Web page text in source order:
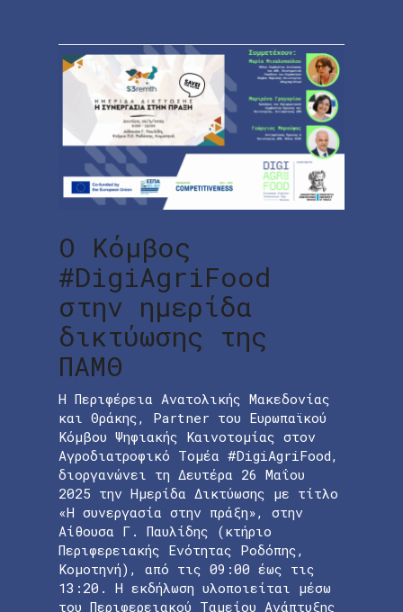
Ο Κόμβος
#DigiAgriFood
στην ημερίδα
δικτύωσης της
ΠΑΜΘ
Η Περιφέρεια Ανατολικής Μακεδονίας
και Θράκης, Partner του Ευρωπαϊκού
Κόμβου Ψηφιακής Καινοτομίας στον
Αγροδιατροφικό Τομέα #DigiAgriFood,
διοργανώνει τη Δευτέρα 26 Μαΐου
2025 την Ημερίδα Δικτύωσης με τίτλο
«Η συνεργασία στην πράξη», στην
Αίθουσα Γ. Παυλίδης (κτήριο
Περιφερειακής Ενότητας Ροδόπης,
Κομοτηνή), από τις 09:00 έως τις
13:20. Η εκδήλωση υλοποιείται μέσω
του Περιφερειακού Ταμείου Ανάπτυξης